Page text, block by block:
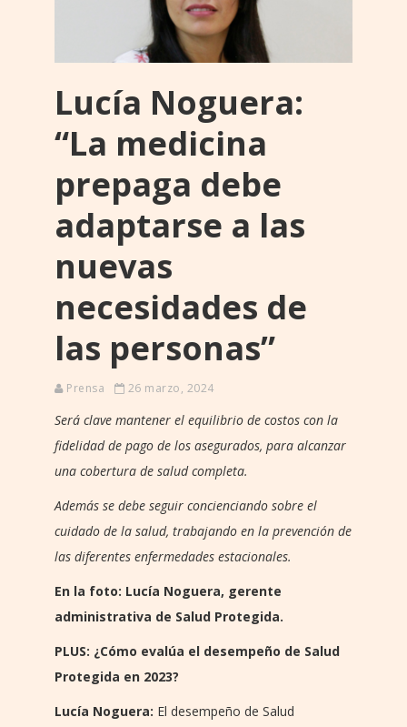
Lucía Noguera:
“La medicina
prepaga debe
adaptarse a las
nuevas
necesidades de
las personas”
Prensa 26 marzo, 2024
Será clave mantener el equilibrio de costos con la
fidelidad de pago de los asegurados, para alcanzar
una cobertura de salud completa.
Además se debe seguir concienciando sobre el
cuidado de la salud, trabajando en la prevención de
las diferentes enfermedades estacionales.
En la foto: Lucía Noguera, gerente
administrativa de Salud Protegida.
PLUS: ¿Cómo evalúa el desempeño de Salud
Protegida en 2023?
Lucía Noguera: El desempeño de Salud